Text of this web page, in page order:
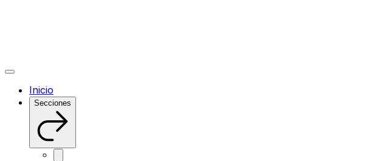
Inicio
Secciones